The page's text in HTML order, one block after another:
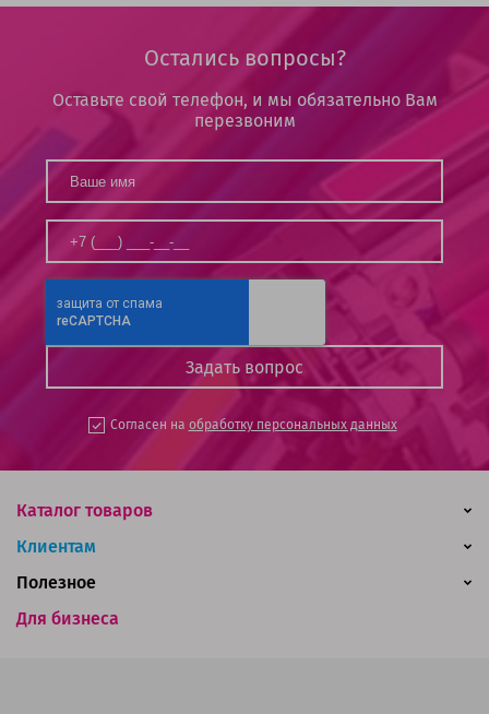
Остались вопросы?
Оставьте свой телефон, и мы обязательно Вам
перезвоним
Согласен на обработку персональных данных
Каталог товаров
Клиентам
Для бизнеса
Полезное